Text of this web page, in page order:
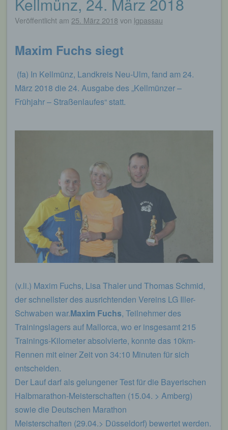
Veröffentlicht am 25. März 2018 von lgpassau
Maxim Fuchs siegt
(fa) In Kellmünz, Landkreis Neu-Ulm, fand am 24.
März 2018 die 24. Ausgabe des „Kellmünzer –
Frühjahr – Straßenlaufes“ statt.
(v.li.) Maxim Fuchs, Lisa Thaler und Thomas Schmid,
der schnellster des ausrichtenden Vereins LG Iller-
Schwaben war.Maxim Fuchs, Teilnehmer des
Trainingslagers auf Mallorca, wo er insgesamt 215
Trainings-Kilometer absolvierte, konnte das 10km-
Rennen mit einer Zeit von 34:10 Minuten für sich
entscheiden.
Der Lauf darf als gelungener Test für die Bayerischen
Halbmarathon-Meisterschaften (15.04. > Amberg)
sowie die Deutschen Marathon
Meisterschaften (29.04.> Düsseldorf) bewertet werden.